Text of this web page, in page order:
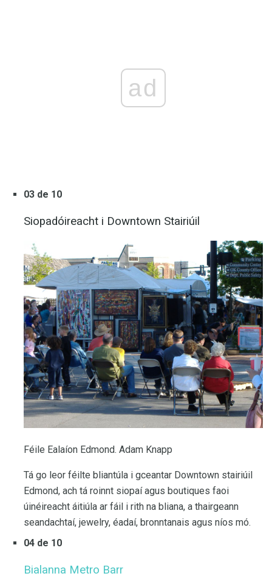
ad
03 de 10
Siopadóireacht i Downtown Stairiúil
Féile Ealaíon Edmond. Adam Knapp
Tá go leor féilte bliantúla i gceantar Downtown stairiúil
Edmond, ach tá roinnt siopaí agus boutiques faoi
úinéireacht áitiúla ar fáil i rith na bliana, a thairgeann
seandachtaí, jewelry, éadaí, bronntanais agus níos mó.
04 de 10
Bialanna Metro Barr